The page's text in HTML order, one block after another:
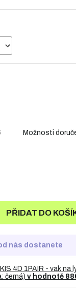
Možnosti
PŘIDAT DO
nás dostanete
4D 1PAIR - vak na
černá) v hodnotě